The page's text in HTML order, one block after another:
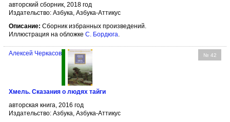
авторский сборник, 2018 год
Издательство: Азбука, Азбука-Аттикус
Описание: Сборник избранных произведений.
Иллюстрация на обложке С. Бордюга
№ 42
Алексей Черкасов
Хмель. Сказания о людях тайги
авторская книга, 2016 год
Издательство: Азбука, Азбука-Аттикус